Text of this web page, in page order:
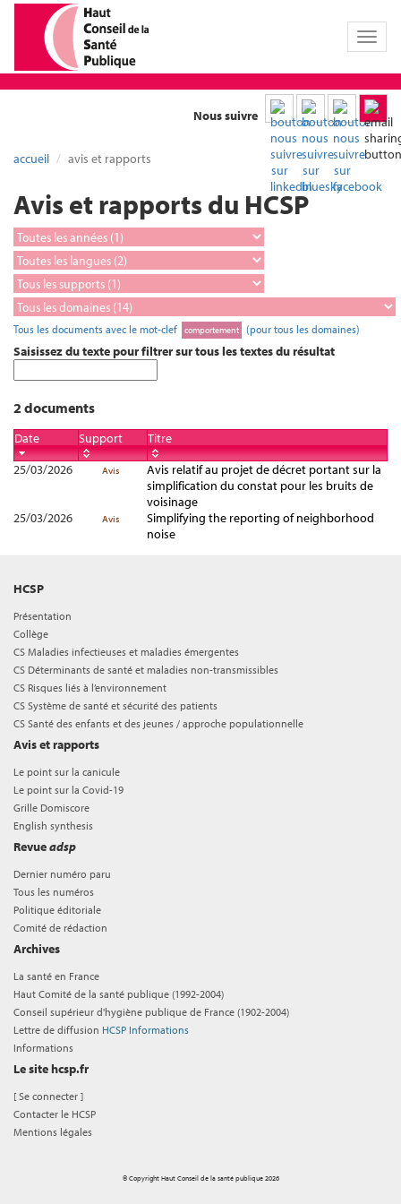
Toggle
Nous suivre
accueil avis et rapports
Avis et rapports du HCSP
Tous les documents avec le mot-clef comportement (pour tous les domaines)
Saisissez du texte pour filtrer sur tous les textes du résultat
2 documents
Date Support
Titre
25/03/2026
Avis
Avis relatif au projet de décret portant sur la
simplification du constat pour les bruits de
voisinage
25/03/2026
Avis
Simplifying the reporting of neighborhood
noise
HCSP
Présentation
Collège
CS Maladies infectieuses et maladies émergentes
CS Déterminants de santé et maladies non-transmissibles
CS Risques liés à l’environnement
CS Système de santé et sécurité des patients
CS Santé des enfants et des jeunes / approche populationnelle
Avis et rapports
Le point sur la canicule
Le point sur la Covid-19
Grille Domiscore
English synthesis
Revueadsp
Dernier numéro paru
Tous les numéros
Politique éditoriale
Comité de rédaction
Archives
La santé en France
Haut Comité de la santé publique (1992-2004)
Conseil supérieur d'hygiène publique de France (1902-2004)
Lettre de diffusion HCSP Informations
Informations
Le site hcsp.fr
[Se connecter ]
Contacter le HCSP
Mentions légales
© Copyright Haut Conseil de la santé publique 2026